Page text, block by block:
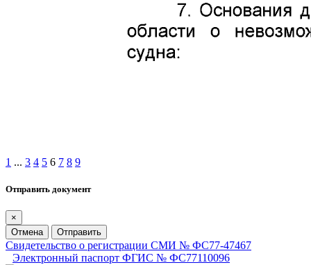
1 ... 3 4 5 6 7 8 9
Отправить документ
×
Отмена
Отправить
Свидетельство о регистрации СМИ № ФС77-47467
Электронный паспорт ФГИС № ФС77110096